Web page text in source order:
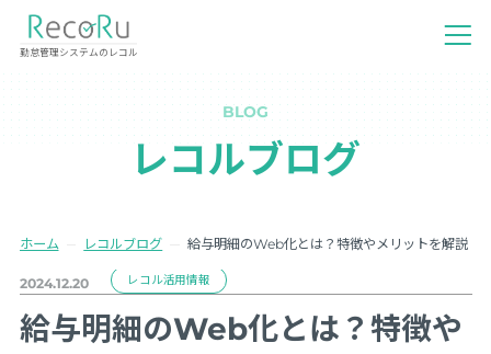
勤怠管理システムのレコル
BLOG
レコルブログ
ホーム レコルブログ 給与明細のWeb化とは？特徴やメリットを解説！
2024.12.20 レコル活用情報
給与明細のWeb化とは？特徴や